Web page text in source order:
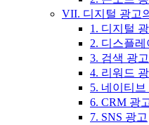
VII. 디지털 광고
1. 디지털
2. 디스플레
3. 검색 광고
4. 리워드
5. 네이티브
6. CRM 광
7. SNS 광고